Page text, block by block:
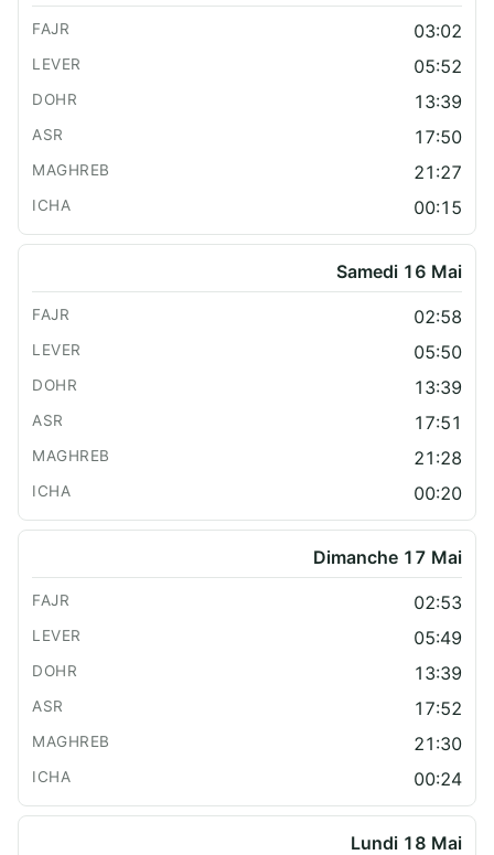
03:02
05:52
13:39
17:50
21:27
00:15
Samedi 16 Mai
02:58
05:50
13:39
17:51
21:28
00:20
Dimanche 17 Mai
02:53
05:49
13:39
17:52
21:30
00:24
Lundi 18 Mai